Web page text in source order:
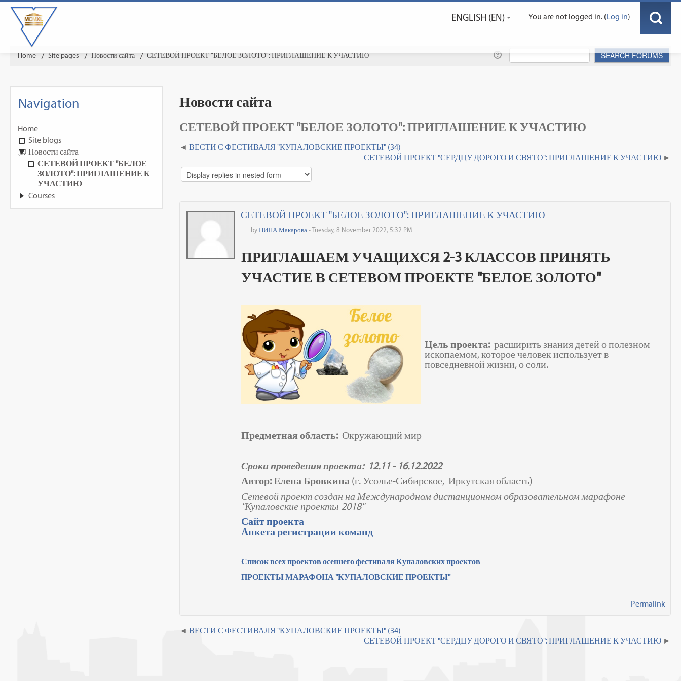
You are not logged in. (Log in)
ENGLISH ‎(EN)‎
Home ▶︎ Site pages ▶︎ Новости сайта ▶︎ СЕТЕВОЙ ПРОЕКТ "БЕЛОЕ ЗОЛОТО": ПРИГЛАШЕНИЕ К УЧАСТИЮ
Новости сайта
СЕТЕВОЙ ПРОЕКТ "БЕЛОЕ ЗОЛОТО": ПРИГЛАШЕНИЕ К УЧАСТИЮ
ВЕСТИ С ФЕСТИВАЛЯ "КУПАЛОВСКИЕ ПРОЕКТЫ" (34)
СЕТЕВОЙ ПРОЕКТ "СЕРДЦУ ДОРОГО И СВЯТО": ПРИГЛАШЕНИЕ К УЧАСТИЮ
СЕТЕВОЙ ПРОЕКТ "БЕЛОЕ ЗОЛОТО": ПРИГЛАШЕНИЕ К УЧАСТИЮ
byНИНА Макарова - Tuesday, 8 November 2022, 5:32 PM
ПРИГЛАШАЕМ УЧАЩИХСЯ 2-3 КЛАССОВ ПРИНЯТЬ
УЧАСТИЕ В СЕТЕВОМ ПРОЕКТЕ "БЕЛОЕ ЗОЛОТО"
Цель проекта:расширить знания детей о полезном
ископаемом, которое человек использует в
повседневной жизни, о соли.
Предметная область: Окружающий мир
Сроки проведения проекта: 12.11 - 16.12.2022
Автор: Елена Бровкина (г. Усолье-Сибирское, Иркутская область)
Сетевой проект создан на Международном дистанционном образовательном марафоне
"Купаловские проекты 2018"
Сайт проекта
Анкета регистрации команд
Список всех проектов осеннего фестиваля Купаловских проектов
ПРОЕКТЫ МАРАФОНА "КУПАЛОВСКИЕ ПРОЕКТЫ"
Permalink
ВЕСТИ С ФЕСТИВАЛЯ "КУПАЛОВСКИЕ ПРОЕКТЫ" (34)
СЕТЕВОЙ ПРОЕКТ "СЕРДЦУ ДОРОГО И СВЯТО": ПРИГЛАШЕНИЕ К УЧАСТИЮ
Navigation
Home
Site blogs
Новости сайта
СЕТЕВОЙ ПРОЕКТ "БЕЛОЕ
ЗОЛОТО": ПРИГЛАШЕНИЕ К
УЧАСТИЮ
Courses